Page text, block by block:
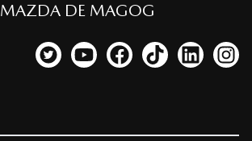
MAZDA DE MAGOG
Lien vers notre compte Twitter
Lien vers notre chaîne
Lien vers notre page
Lien vers notre
Lien vers
Lien